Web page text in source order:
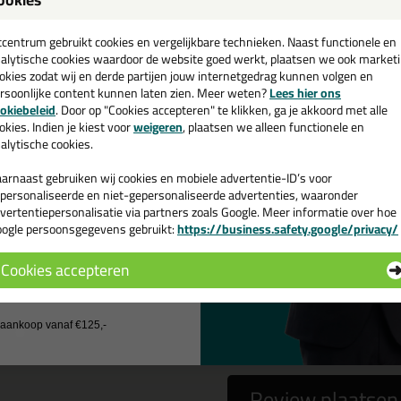
gebruiken het e-mailadres alleen om contact op te nemen bij vragen)
nee
gebruikt cookies en vergelijkbare technieken. Naast functionele en
cookies waardoor de website goed werkt, plaatsen we ook
zodat wij en derde partijen jouw internetgedrag kunnen volgen en
content kunnen laten zien. Meer weten?Lees hier ons
. Door op "Cookies accepteren" te klikken, ga je akkoord met alle
Indien je kiest voorweigeren, plaatsen we alleen functionele en
cookies.
gebruiken wij cookies en mobiele advertentie-ID’s voor
en niet-gepersonaliseerde advertenties, waaronder
via partners zoals Google. Meer informatie over hoe
persoonsgegevens gebruikt:https://business.safety.google/privacy/
Cookies accepteren
💚
en ontvang een
€35,-bij je eerste bestelling!
de actiecode ›
geen cadeau
vanaf €125,-